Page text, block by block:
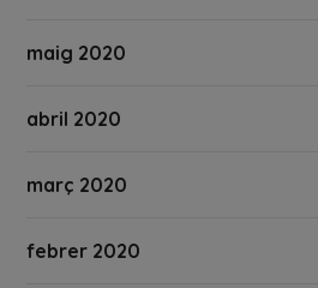
maig 2020
abril 2020
març 2020
febrer 2020